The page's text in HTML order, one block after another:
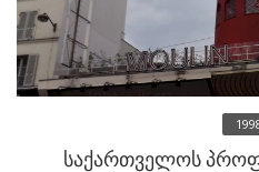
საქართველოს